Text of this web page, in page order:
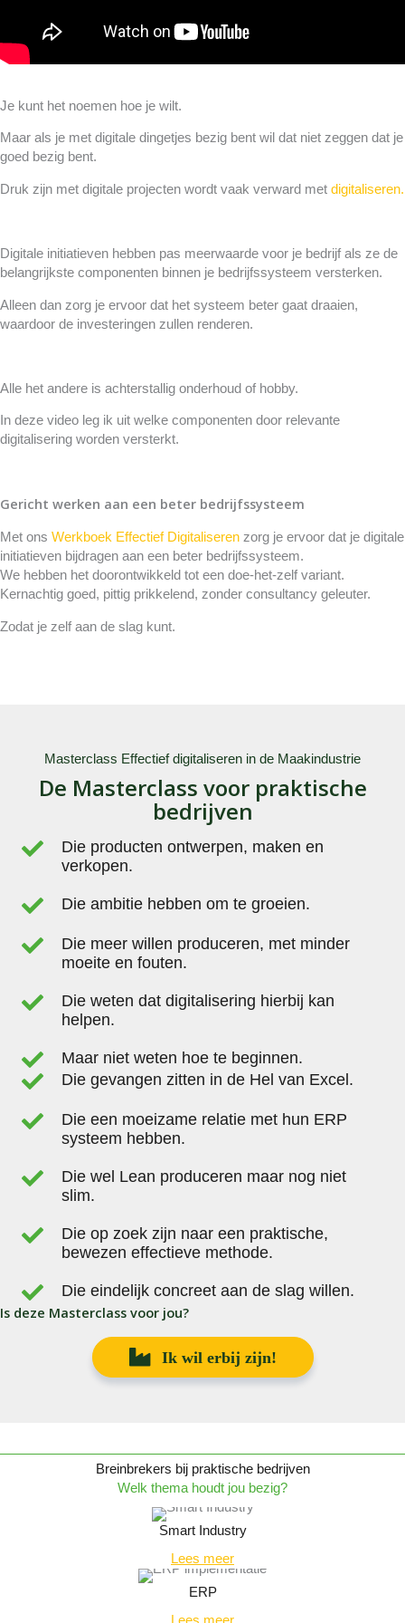
Je kunt het noemen hoe je wilt.
Maar als je met digitale dingetjes bezig bent wil dat niet zeggen dat je
goed bezig bent.
Druk zijn met digitale projecten wordt vaak verward met digitaliseren.
Digitale initiatieven hebben pas meerwaarde voor je bedrijf als ze de
belangrijkste componenten binnen je bedrijfssysteem versterken.
Alleen dan zorg je ervoor dat het systeem beter gaat draaien,
waardoor de investeringen zullen renderen.
Alle het andere is achterstallig onderhoud of hobby.
In deze video leg ik uit welke componenten door relevante
digitalisering worden versterkt.
Gericht werken aan een beter bedrijfssysteem
Met ons Werkboek Effectief Digitaliseren zorg je ervoor dat je digitale
initiatieven bijdragen aan een beter bedrijfssysteem.
We hebben het doorontwikkeld tot een doe-het-zelf variant.
Kernachtig goed, pittig prikkelend, zonder consultancy geleuter.
Zodat je zelf aan de slag kunt.
Masterclass Effectief digitaliseren in de Maakindustrie
De Masterclass voor praktische
bedrijven
Die producten ontwerpen, maken en
verkopen.
Die ambitie hebben om te groeien.
Die meer willen produceren, met minder
moeite en fouten.
Die weten dat digitalisering hierbij kan
helpen.
Maar niet weten hoe te beginnen.
Die gevangen zitten in de Hel van Excel.
Die een moeizame relatie met hun ERP
systeem hebben.
Die wel Lean produceren maar nog niet
slim.
Die op zoek zijn naar een praktische,
bewezen effectieve methode.
Die eindelijk concreet aan de slag willen.
Is deze Masterclass voor jou?
Ik wil erbij zijn!
Breinbrekers bij praktische bedrijven
Welk thema houdt jou bezig?
Smart Industry
Lees meer
ERP